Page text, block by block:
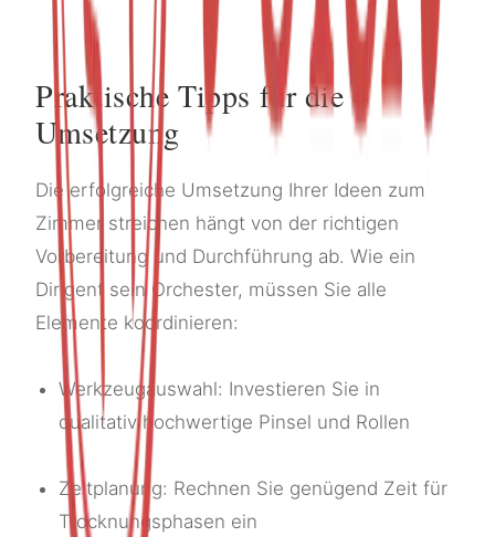
Praktische Tipps für die
Umsetzung
Die erfolgreiche Umsetzung Ihrer Ideen zum
Zimmer streichen hängt von der richtigen
Vorbereitung und Durchführung ab. Wie ein
Dirigent sein Orchester, müssen Sie alle
Elemente koordinieren:
Werkzeugauswahl: Investieren Sie in
qualitativ hochwertige Pinsel und Rollen
Zeitplanung: Rechnen Sie genügend Zeit für
Trocknungsphasen ein